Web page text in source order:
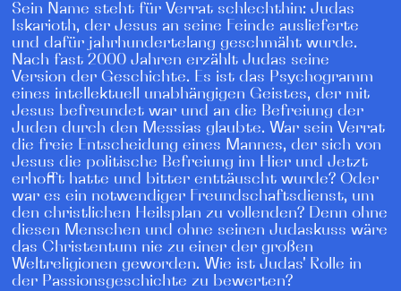
Sein Name steht für Verrat schlechthin: Judas
Iskarioth, der Jesus an seine Feinde auslieferte
und dafür jahrhundertelang geschmäht wurde.
Nach fast 2000 Jahren erzählt Judas seine
Version der Geschichte. Es ist das Psychogramm
eines intellektuell unabhängigen Geistes, der mit
Jesus befreundet war und an die Befreiung der
Juden durch den Messias glaubte. War sein Verrat
die freie Entscheidung eines Mannes, der sich von
Jesus die politische Befreiung im Hier und Jetzt
erhofft hatte und bitter enttäuscht wurde? Oder
war es ein notwendiger Freundschaftsdienst, um
den christlichen Heilsplan zu vollenden? Denn ohne
diesen Menschen und ohne seinen Judaskuss wäre
das Christentum nie zu einer der großen
Weltreligionen geworden. Wie ist Judas' Rolle in
der Passionsgeschichte zu bewerten?